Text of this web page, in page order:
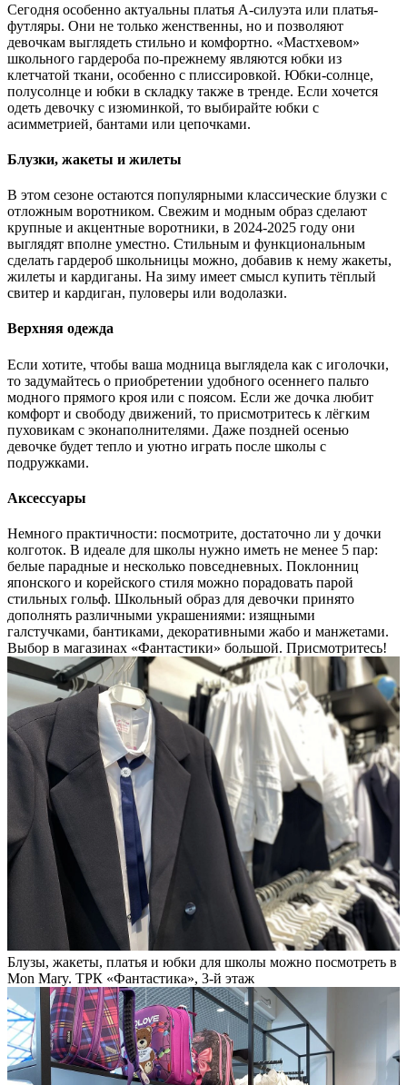
Сегодня особенно актуальны платья А-силуэта или платья-
футляры. Они не только женственны, но и позволяют
девочкам выглядеть стильно и комфортно. «Мастхевом»
школьного гардероба по-прежнему являются юбки из
клетчатой ткани, особенно с плиссировкой. Юбки-солнце,
полусолнце и юбки в складку также в тренде. Если хочется
одеть девочку с изюминкой, то выбирайте юбки с
асимметрией, бантами или цепочками.
Блузки, жакеты и жилеты
В этом сезоне остаются популярными классические блузки с
отложным воротником. Свежим и модным образ сделают
крупные и акцентные воротники, в 2024-2025 году они
выглядят вполне уместно. Стильным и функциональным
сделать гардероб школьницы можно, добавив к нему жакеты,
жилеты и кардиганы. На зиму имеет смысл купить тёплый
свитер и кардиган, пуловеры или водолазки.
Верхняя одежда
Если хотите, чтобы ваша модница выглядела как с иголочки,
то задумайтесь о приобретении удобного осеннего пальто
модного прямого кроя или с поясом. Если же дочка любит
комфорт и свободу движений, то присмотритесь к лёгким
пуховикам с эконаполнителями. Даже поздней осенью
девочке будет тепло и уютно играть после школы с
подружками.
Аксессуары
Немного практичности: посмотрите, достаточно ли у дочки
колготок. В идеале для школы нужно иметь не менее 5 пар:
белые парадные и несколько повседневных. Поклонниц
японского и корейского стиля можно порадовать парой
стильных гольф. Школьный образ для девочки принято
дополнять различными украшениями: изящными
галстучками, бантиками, декоративными жабо и манжетами.
Выбор в магазинах «Фантастики» большой. Присмотритесь!
Блузы, жакеты, платья и юбки для школы можно посмотреть в
Mon Mary. ТРК «Фантастика», 3-й этаж